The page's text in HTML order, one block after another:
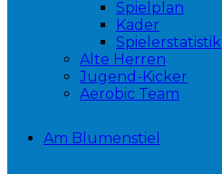
Spielplan
Kader
Spielerstatistik
Alte Herren
Jugend-Kicker
Aerobic Team
Am Blumenstiel